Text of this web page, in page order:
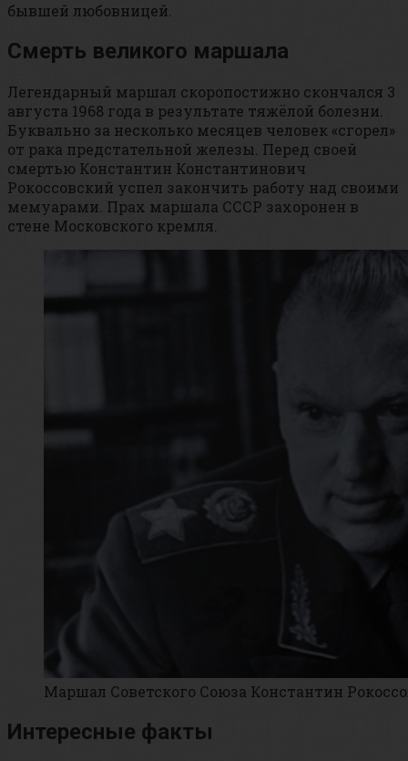
бывшей любовницей.
Смерть великого маршала
Легендарный маршал скоропостижно скончался 3
августа 1968 года в результате тяжёлой болезни.
Буквально за несколько месяцев человек «сгорел»
от рака предстательной железы. Перед своей
смертью Константин Константинович
Рокоссовский успел закончить работу над своими
мемуарами. Прах маршала СССР захоронен в
стене Московского кремля.
Маршал Советского Союза Константин
Интересные факты